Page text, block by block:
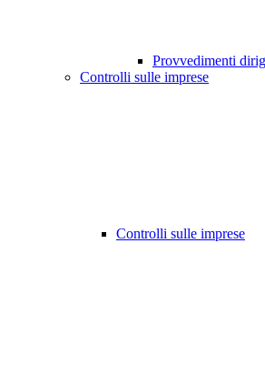
Provvedimenti
Controlli sulle imprese
Controlli sulle imprese